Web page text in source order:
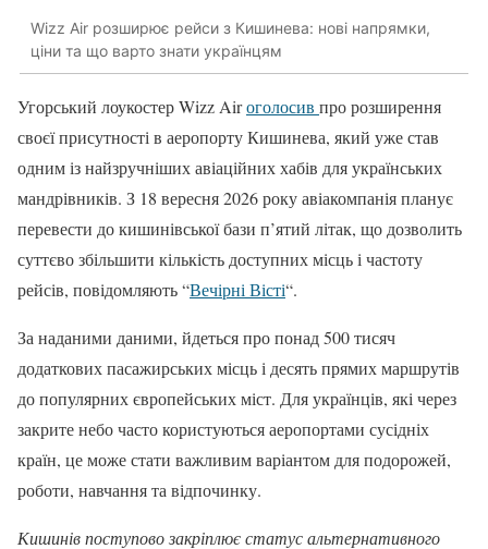
Wizz Air розширює рейси з Кишинева: нові напрямки,
ціни та що варто знати українцям
Угорський лоукостер Wizz Airоголосив про розширення
своєї присутності в аеропорту Кишинева, який уже став
одним із найзручніших авіаційних хабів для українських
мандрівників. З 18 вересня 2026 року авіакомпанія планує
перевести до кишинівської бази п’ятий літак, що дозволить
суттєво збільшити кількість доступних місць і частоту
рейсів, повідомляють “Вечірні Вісті“.
За наданими даними, йдеться про понад 500 тисяч
додаткових пасажирських місць і десять прямих маршрутів
до популярних європейських міст. Для українців, які через
закрите небо часто користуються аеропортами сусідніх
країн, це може стати важливим варіантом для подорожей,
роботи, навчання та відпочинку.
Кишинів поступово закріплює статус альтернативного